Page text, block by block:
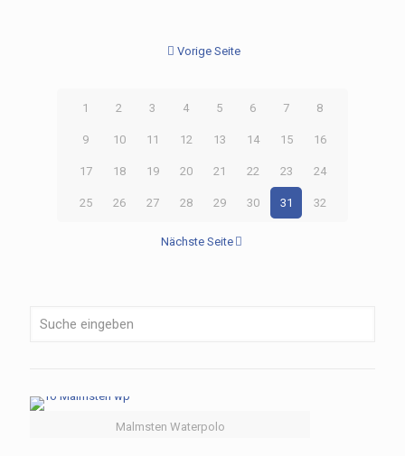
Vorige Seite
1 2 3 4 5 6 7 8
9 10 11 12 13 14 15 16
17 18 19 20 21 22 23 24
25 26 27 28 29 30 31 32
Nächste Seite
Malmsten Waterpolo